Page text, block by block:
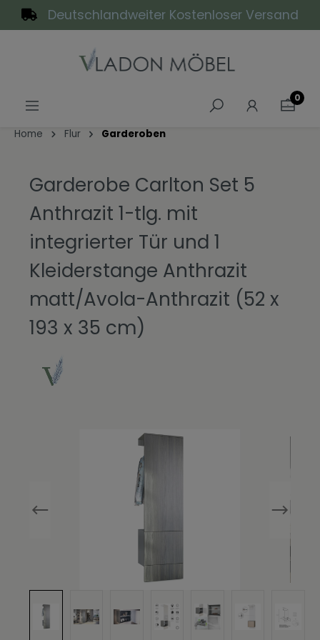
springenDeutschlandweiter Kostenloser Versand
0
Home Flur Garderoben
Garderobe Carlton Set 5
Anthrazit 1-tlg. mit
integrierter Tür und 1
Kleiderstange Anthrazit
matt/Avola-Anthrazit (52 x
193 x 35 cm)
Bildergalerie überspringen